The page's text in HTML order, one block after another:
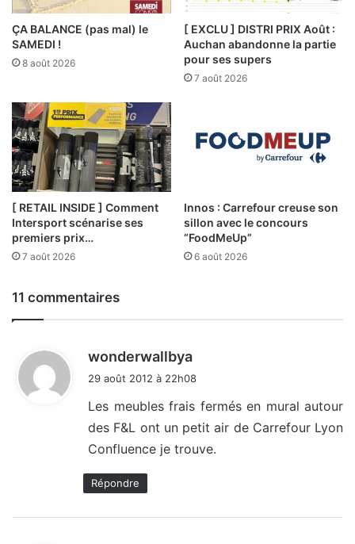
ÇA BALANCE (pas mal) le
SAMEDI !
8 août 2026
[ EXCLU ] DISTRI PRIX Août :
Auchan abandonne la partie
pour ses supers
7 août 2026
[ RETAIL INSIDE ] Comment
Intersport scénarise ses
premiers prix…
7 août 2026
Innos : Carrefour creuse son
sillon avec le concours
“FoodMeUp”
6 août 2026
11 commentaires
wonderwallbya
i
:
29 août 2012 à 22h08
Les meubles frais fermés en mural autour
des F&L ont un petit air de Carrefour Lyon
Confluence je trouve.
Répondre